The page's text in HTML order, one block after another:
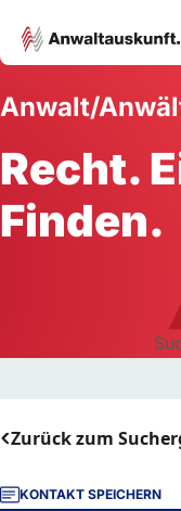
Anwalt/
Recht.
Finden.
Zurück zum
KONTAKT SPEICHERN